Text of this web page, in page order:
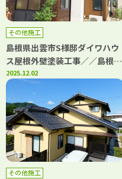
その他施工
島根県出雲市S様邸ダイワハウ
ス屋根外壁塗装工事／／島根県
松江市・出雲市・大田市・雲南
市・鳥取県米子市・境港市の
「きじま塗装」
2025.12.02
その他施工